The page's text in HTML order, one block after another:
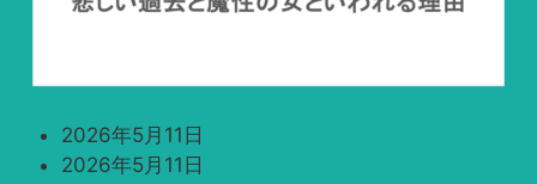
2026年5月11日
2026年5月11日